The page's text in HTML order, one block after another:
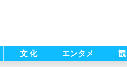
文 化 エンタメ